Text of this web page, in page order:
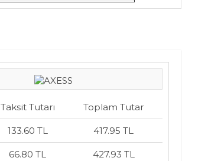
Taksit Tutarı Toplam Tutar
133.60 TL 417.95 TL
66.80 TL 427.93 TL